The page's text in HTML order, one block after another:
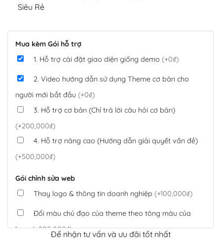
Siêu Rẻ
Mua kèm Gói hỗ trợ
1. Hỗ trợ cài đặt giao diện giống demo (+0₫)
2. Video hướng dẫn sử dụng Theme cơ bản cho
người mới bắt đầu (+0₫)
3. Hỗ trợ cơ bản (Chỉ trả lời câu hỏi cơ bản)
(+200,000₫)
4. Hỗ trợ nâng cao (Hướng dẫn giải quyết vấn đề)
(+500,000₫)
Gói chỉnh sửa web
Thay logo & thông tin doanh nghiệp (+100,000₫)
Đổi màu chủ đạo của theme theo tông màu của
logo(+200,000₫)
Để nhận tư vấn và ưu đãi tốt nhất